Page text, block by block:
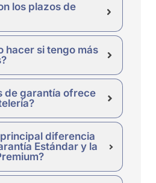
los plazos de
hacer si tengo más
de garantía ofrece
diferencia
Estándar y la